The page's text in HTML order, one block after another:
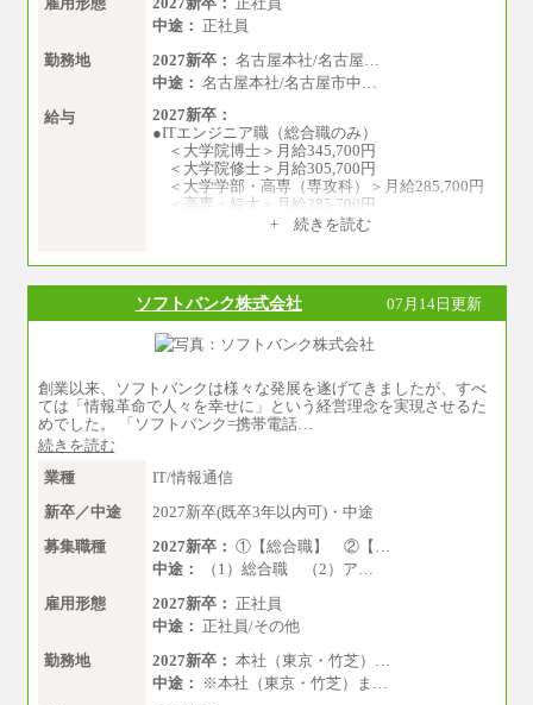
中途： 正社員
勤務地
2027新卒： 名古屋本社/名古屋…
中途： 名古屋本社/名古屋市中…
給与
2027新卒：
●ITエンジニア職（総合職のみ）
＜大学院博士＞月給345,700円
＜大学院修士＞月給305,700円
＜大学学部・高専（専攻科）＞月給285,700円
＜高専・短大＞月給285,700円
＜大学学部＞月給：285,700円（総合職）／25
3,100円（一般職）
＜高専・短大＞月給：285,700円（総合職）／
248,100円（一般職）
※試用期間中の条件変更：無
中途：
■正社員採用■
大学院博士 ： 月給345,700円～
大学院修士 ： 月給305,700円～
大学学部・高専（専攻科）： 月給285,700円
高専・短大： 月給285,700円～
＜一般職＞
大学(学部・院)・高専（専攻科）： 月給253,
100円～
高専・短大： 月給248,100円～
※試用期間中の条件変更：無
+ 続きを読む
ソフトバンク株式会社 07月14日更新
創業以来、ソフトバンクは様々な発展を遂げてきましたが、すべ
ては「情報革命で人々を幸せに」という経営理念を実現させるた
めでした。 「ソフトバンク=携帯電話…
続きを読む
業種
IT/情報通信
新卒／中途
2027新卒(既卒3年以内可)・中途
募集職種
2027新卒： ①【総合職】 ②【…
中途：
（1）総合職 （2）ア…
雇用形態
2027新卒： 正社員
中途： 正社員/その他
勤務地
2027新卒： 本社（東京・竹芝）…
中途：
※本社（東京・竹芝）ま…